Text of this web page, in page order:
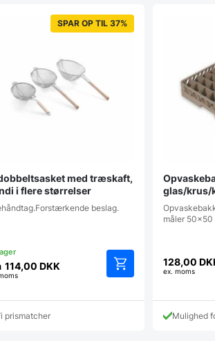
SPAR OP TIL 37%
med træskaft,
i flere størrelser
beslag.
114,00DKK
prismatcher
glas/krus/
måler 50x50
128,00
ex. moms
Mulighed